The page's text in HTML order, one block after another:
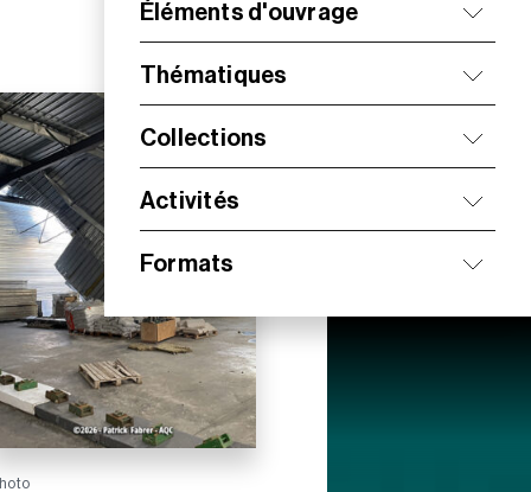
Éléments d'ouvrage
Thématiques
Collections
Activités
Formats